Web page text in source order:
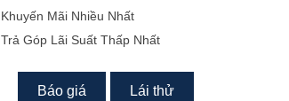
Khuyến Mãi Nhiều Nhất
Trả Góp Lãi Suất Thấp Nhất
Báo giá Lái thử